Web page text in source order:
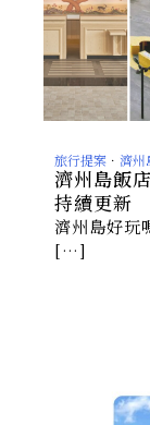
旅行提案 ． 濟
濟州島飯
持續更新
濟州島好玩
[…]